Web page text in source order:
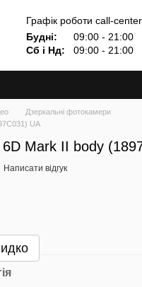
Графік роботи call-center
Будні:
09:00 - 21:00
Сб і Нд:
09:00 - 21:00
Дзеркальні фотокамери
UA
Mark II body
Написати відгук